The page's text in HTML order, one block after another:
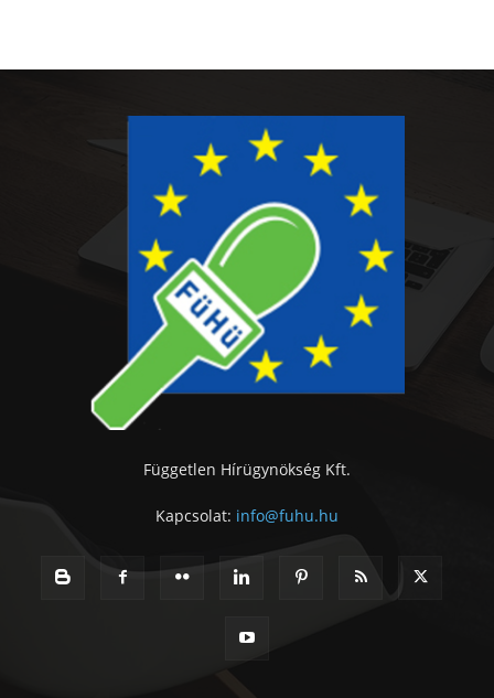
Független Hírügynökség Kft.
Kapcsolat: info@fuhu.hu